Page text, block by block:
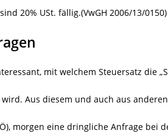
20% USt. fällig.(VwGH 2006/13/0150)
mit welchem Steuersatz die
Aus diesem und auch aus
morgen eine dringliche Anfrage bei